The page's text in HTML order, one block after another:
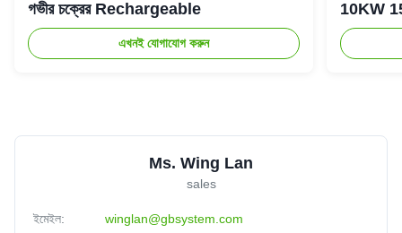
গভীর চক্রের Rechargeable
এখনই যোগাযোগ করুন
10KW
Ms. Wing Lan
sales
ইমেইল: winglan@gbsystem.com